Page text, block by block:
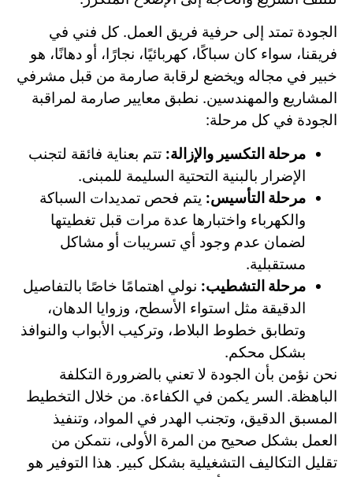
الجودة تمتد إلى حرفية فريق العمل. كل فني في
فريقنا، سواء كان سباكًا، كهربائيًا، نجارًا، أو دهانًا، هو
خبير في مجاله ويخضع لرقابة صارمة من قبل مشرفي
المشاريع والمهندسين. نطبق معايير صارمة لمراقبة
الجودة في كل مرحلة:
مرحلة التكسير والإزالة: تتم بعناية فائقة لتجنب
الإضرار بالبنية التحتية السليمة للمبنى.
مرحلة التأسيس: يتم فحص تمديدات السباكة
والكهرباء واختبارها عدة مرات قبل تغطيتها
لضمان عدم وجود أي تسريبات أو مشاكل
مستقبلية.
مرحلة التشطيب: نولي اهتمامًا خاصًا بالتفاصيل
الدقيقة مثل استواء الأسطح، وزوايا الدهان،
وتطابق خطوط البلاط، وتركيب الأبواب والنوافذ
بشكل محكم.
نحن نؤمن بأن الجودة لا تعني بالضرورة التكلفة
الباهظة. السر يكمن في الكفاءة. من خلال التخطيط
المسبق الدقيق، وتجنب الهدر في المواد، وتنفيذ
العمل بشكل صحيح من المرة الأولى، نتمكن من
تقليل التكاليف التشغيلية بشكل كبير. هذا التوفير هو